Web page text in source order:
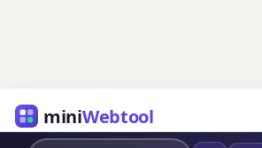
miniWebtool